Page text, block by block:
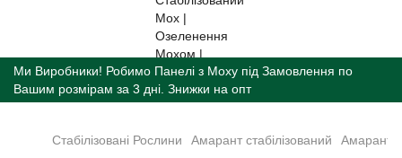
Ми Виробники! Робимо Панелі з Моху під Замовлення по
Вашим розмірам за 3 дні. Знижки на опт
Стабілізованi Рослини Амарант cтабілізований Амарант